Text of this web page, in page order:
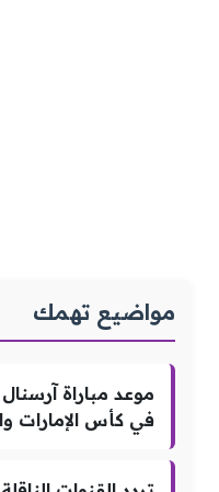
مواضيع تهمك
موعد مباراة
في كأس الإمارات